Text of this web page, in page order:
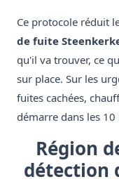
Ce protocole réduit
de fuite
qu'il va trouver, ce
sur place. Sur les
fuites cachées,
démarre dans les
Région
détection